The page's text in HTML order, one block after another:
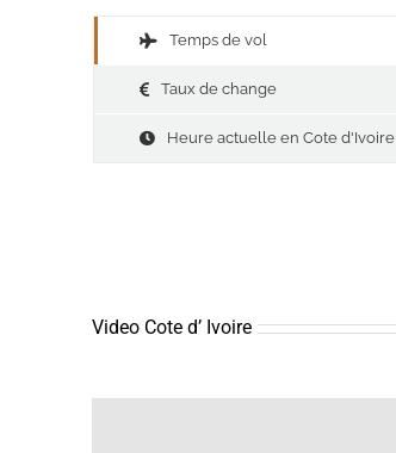
Temps de vol
Taux de change
Heure actuelle en Cote d'Ivoire
Video Cote d’ Ivoire